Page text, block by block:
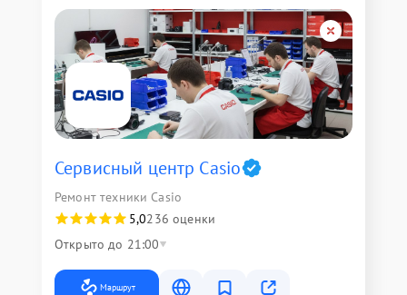
Сервисный центр Casio
Ремонт техники Casio
5,0236 оценки
Открыто до 21:00
Маршрут